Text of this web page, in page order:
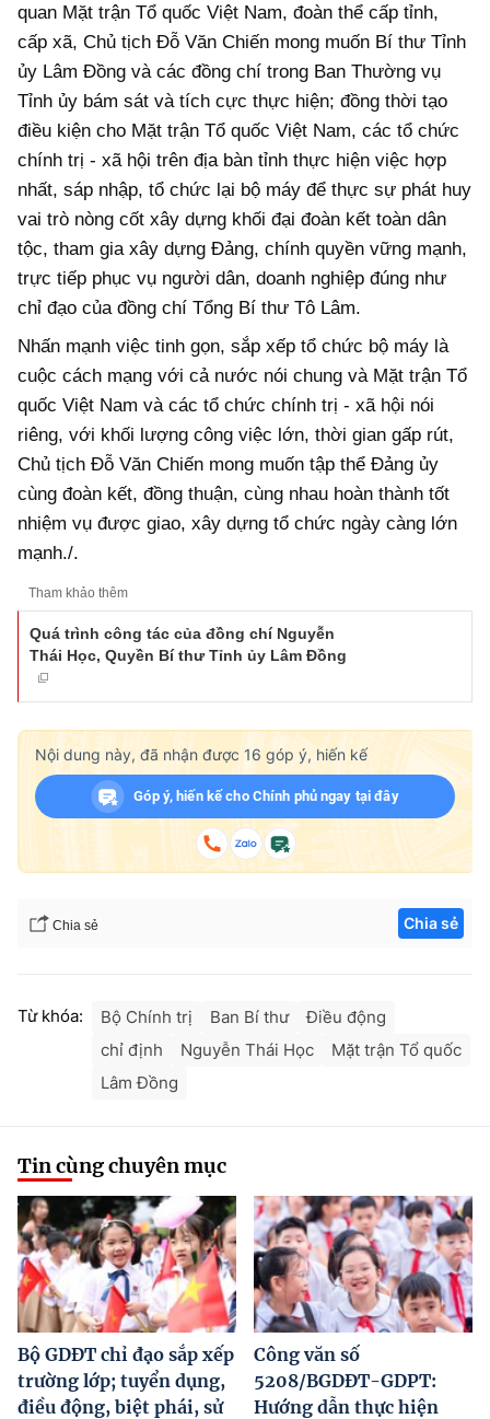
quan Mặt trận Tổ quốc Việt Nam, đoàn thể cấp tỉnh,
cấp xã, Chủ tịch Đỗ Văn Chiến mong muốn Bí thư Tỉnh
ủy Lâm Đồng và các đồng chí trong Ban Thường vụ
Tỉnh ủy bám sát và tích cực thực hiện; đồng thời tạo
điều kiện cho Mặt trận Tổ quốc Việt Nam, các tổ chức
chính trị - xã hội trên địa bàn tỉnh thực hiện việc hợp
nhất, sáp nhập, tổ chức lại bộ máy để thực sự phát huy
vai trò nòng cốt xây dựng khối đại đoàn kết toàn dân
tộc, tham gia xây dựng Đảng, chính quyền vững mạnh,
trực tiếp phục vụ người dân, doanh nghiệp đúng như
chỉ đạo của đồng chí Tổng Bí thư Tô Lâm.
Nhấn mạnh việc tinh gọn, sắp xếp tổ chức bộ máy là
cuộc cách mạng với cả nước nói chung và Mặt trận Tổ
quốc Việt Nam và các tổ chức chính trị - xã hội nói
riêng, với khối lượng công việc lớn, thời gian gấp rút,
Chủ tịch Đỗ Văn Chiến mong muốn tập thể Đảng ủy
cùng đoàn kết, đồng thuận, cùng nhau hoàn thành tốt
nhiệm vụ được giao, xây dựng tổ chức ngày càng lớn
mạnh./.
Tham khảo thêm
Quá trình công tác của đồng chí Nguyễn
Thái Học, Quyền Bí thư Tỉnh ủy Lâm Đồng
Nội dung này, đã nhận được 16 góp ý, hiến kế
Góp ý, hiến kế cho Chính phủ ngay tại đây
Chia sẻ Chia sẻ
Từ khóa: Bộ Chính trị Ban Bí thư
Điều động
chỉ định
Nguyễn Thái Học
Mặt trận Tổ quốc
Lâm Đồng
Tin cùng chuyên mục
Bộ GDĐT chỉ đạo sắp xếp
trường lớp; tuyển dụng,
điều động, biệt phái, sử
Công văn số
5208/BGDĐT-GDPT:
Hướng dẫn thực hiện